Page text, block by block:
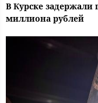
В Курске задержали
миллиона рублей